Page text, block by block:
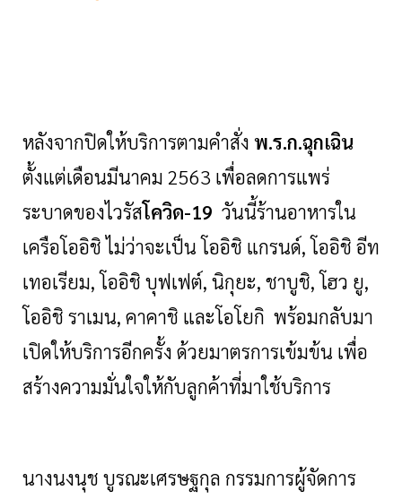
หลังจากปิดให้บริการตามคำสั่ง พ.ร.ก.ฉุกเฉิน
ตั้งแต่เดือนมีนาคม 2563 เพื่อลดการแพร่
ระบาดของไวรัสโควิด-19 วันนี้ร้านอาหารใน
เครือโออิชิ ไม่ว่าจะเป็น โออิชิ แกรนด์,โออิชิ อีท
เทอเรียม,โออิชิ บุฟเฟต์, นิกุยะ, ชาบูชิ,โฮว ยู,
โออิชิ ราเมน, คาคาชิ และโอโยกิ พร้อมกลับมา
เปิดให้บริการอีกครั้ง ด้วยมาตรการเข้มข้น เพื่อ
สร้างความมั่นใจให้กับลูกค้าที่มาใช้บริการ
นางนงนุช บูรณะเศรษฐกุล กรรมการผู้จัดการ